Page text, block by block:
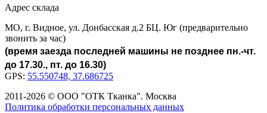
Адрес склада
МО, г. Видное, ул. Донбасская д.2 БЦ. Юг (предварительно
звонить за час)
(время заезда последней машины не позднее пн.-чт.
до 17.30., пт. до 16.30)
GPS: 55.550748, 37.686725
2011-2026 © ООО "ОТК Тканка". Москва
Политика обработки персональных данных